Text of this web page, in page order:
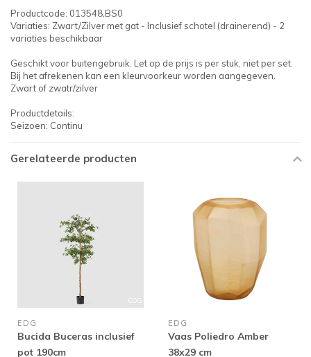
Productcode: 013548,BS0
Variaties: Zwart/Zilver met gat - Inclusief schotel (drainerend) - 2
variaties beschikbaar
Geschikt voor buitengebruik. Let op de prijs is per stuk, niet per set.
Bij het afrekenen kan een kleurvoorkeur worden aangegeven.
Zwart of zwatr/zilver
Productdetails:
Seizoen: Continu
Gerelateerde producten
EDG
Bucida Buceras inclusief
pot 190cm
EDG
Vaas Poliedro Amber
38x29 cm